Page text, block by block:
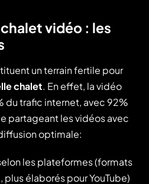
vidéo : les
un terrain fertile pour
chalet. En effet, la vidéo
du trafic internet, avec 92%
partageant les vidéos avec
optimale:
les plateformes (formats
élaborés pour YouTube)